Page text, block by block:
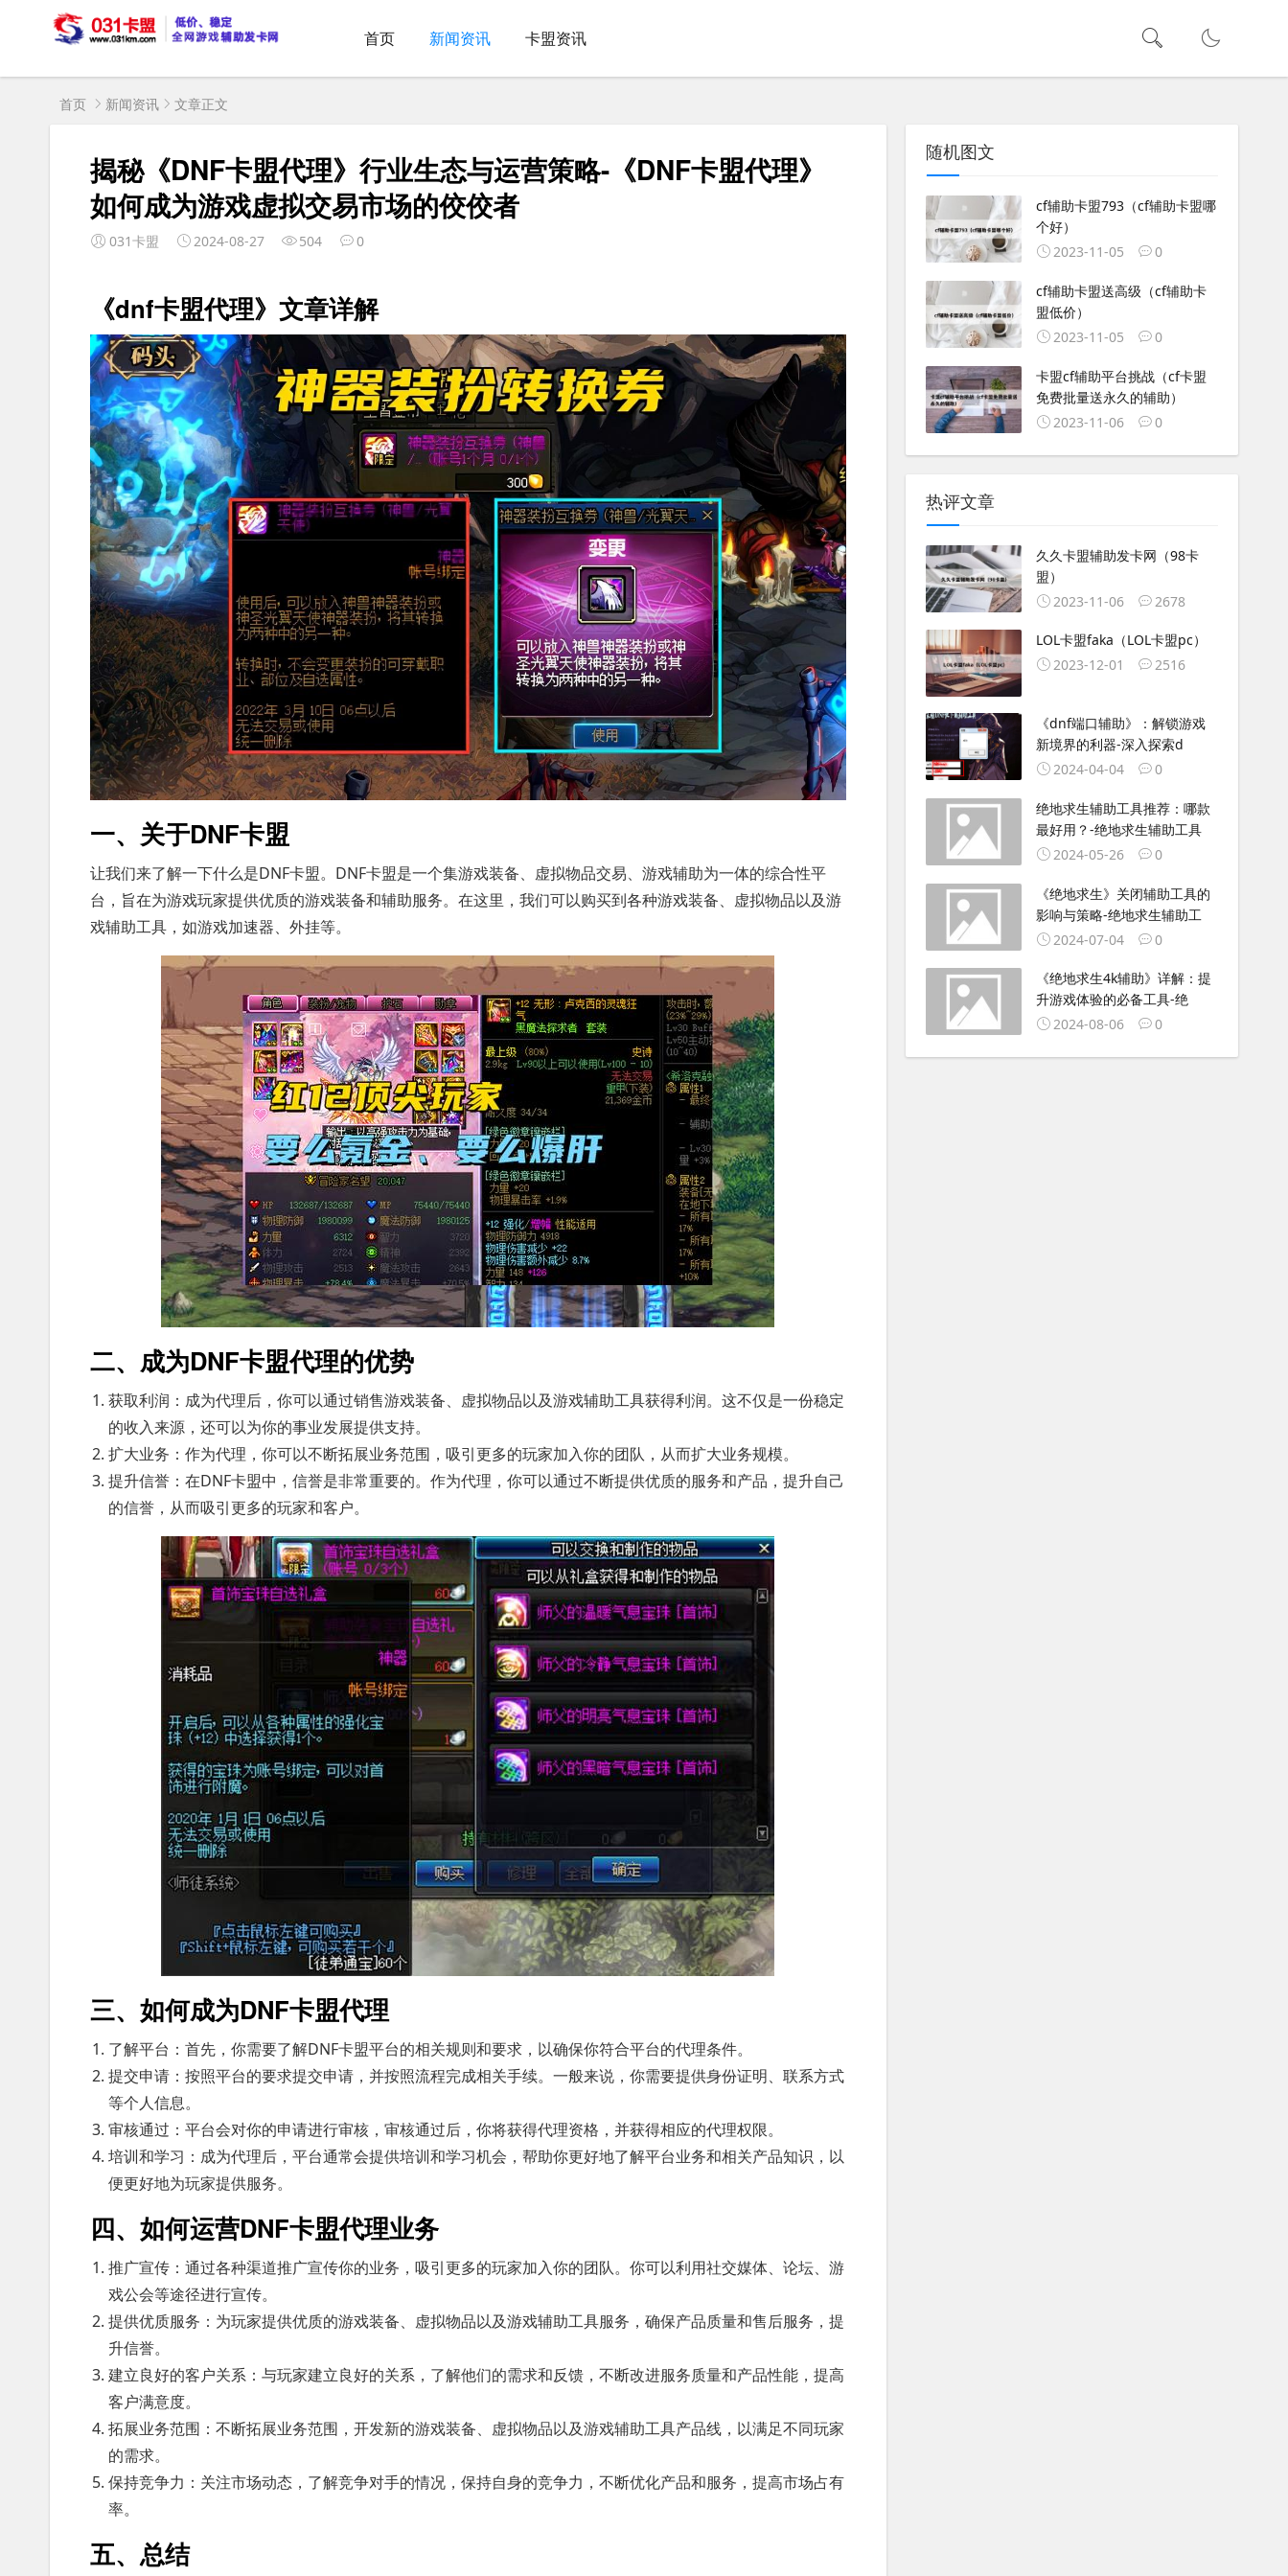
首页 新闻资讯 卡盟资讯
首页 新闻资讯 文章正文
揭秘《DNF卡盟代理》行业生态与运营策略-《DNF卡盟代理》
如何成为游戏虚拟交易市场的佼佼者
031卡盟 2024-08-27 504 0
《dnf卡盟代理》文章详解
一、关于DNF卡盟
让我们来了解一下什么是DNF卡盟。DNF卡盟是一个集游戏装备、虚拟物品交易、游戏辅助为一体的综合性平
台，旨在为游戏玩家提供优质的游戏装备和辅助服务。在这里，我们可以购买到各种游戏装备、虚拟物品以及游
戏辅助工具，如游戏加速器、外挂等。
二、成为DNF卡盟代理的优势
获取利润：成为代理后，你可以通过销售游戏装备、虚拟物品以及游戏辅助工具获得利润。这不仅是一份稳定
的收入来源，还可以为你的事业发展提供支持。
扩大业务：作为代理，你可以不断拓展业务范围，吸引更多的玩家加入你的团队，从而扩大业务规模。
提升信誉：在DNF卡盟中，信誉是非常重要的。作为代理，你可以通过不断提供优质的服务和产品，提升自己
的信誉，从而吸引更多的玩家和客户。
三、如何成为DNF卡盟代理
了解平台：首先，你需要了解DNF卡盟平台的相关规则和要求，以确保你符合平台的代理条件。
提交申请：按照平台的要求提交申请，并按照流程完成相关手续。一般来说，你需要提供身份证明、联系方式
等个人信息。
审核通过：平台会对你的申请进行审核，审核通过后，你将获得代理资格，并获得相应的代理权限。
培训和学习：成为代理后，平台通常会提供培训和学习机会，帮助你更好地了解平台业务和相关产品知识，以
便更好地为玩家提供服务。
四、如何运营DNF卡盟代理业务
推广宣传：通过各种渠道推广宣传你的业务，吸引更多的玩家加入你的团队。你可以利用社交媒体、论坛、游
戏公会等途径进行宣传。
提供优质服务：为玩家提供优质的游戏装备、虚拟物品以及游戏辅助工具服务，确保产品质量和售后服务，提
升信誉。
建立良好的客户关系：与玩家建立良好的关系，了解他们的需求和反馈，不断改进服务质量和产品性能，提高
客户满意度。
拓展业务范围：不断拓展业务范围，开发新的游戏装备、虚拟物品以及游戏辅助工具产品线，以满足不同玩家
的需求。
保持竞争力：关注市场动态，了解竞争对手的情况，保持自身的竞争力，不断优化产品和服务，提高市场占有
率。
五、总结
随机图文
cf辅助卡盟793（cf辅助卡盟哪
个好）
2023-11-05
0
cf辅助卡盟送高级（cf辅助卡
盟低价）
2023-11-05
0
卡盟cf辅助平台挑战（cf卡盟
免费批量送永久的辅助）
2023-11-06
0
热评文章
久久卡盟辅助发卡网（98卡
盟）
2023-11-06
2678
LOL卡盟faka（LOL卡盟pc）
2023-12-01
2516
《dnf端口辅助》：解锁游戏
新境界的利器-深入探索d
2024-04-04
0
绝地求生辅助工具推荐：哪款
最好用？-绝地求生辅助工具
2024-05-26
0
《绝地求生》关闭辅助工具的
影响与策略-绝地求生辅助工
2024-07-04
0
《绝地求生4k辅助》详解：提
升游戏体验的必备工具-绝
2024-08-06
0